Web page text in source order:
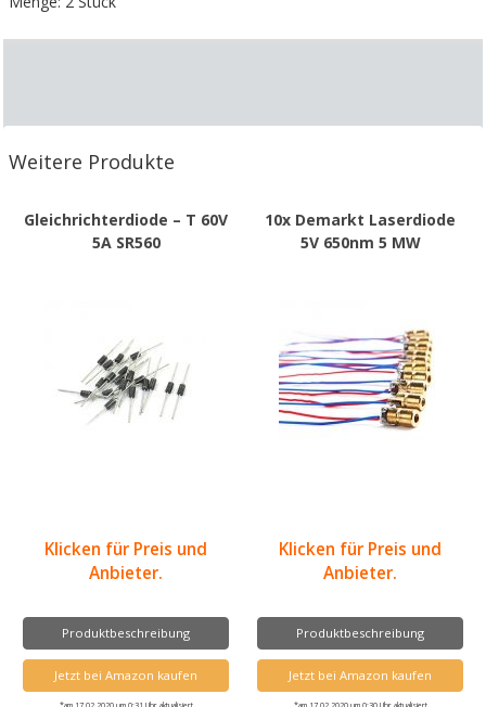
Weitere Produkte
Gleichrichterdiode – T 60V
5A SR560
Klicken für Preis und
Anbieter.
Produktbeschreibung
Jetzt bei Amazon kaufen
10x Demarkt Laserdiode
5V 650nm 5 MW
Klicken für Preis und
Anbieter.
Produktbeschreibung
Jetzt bei Amazon kaufen